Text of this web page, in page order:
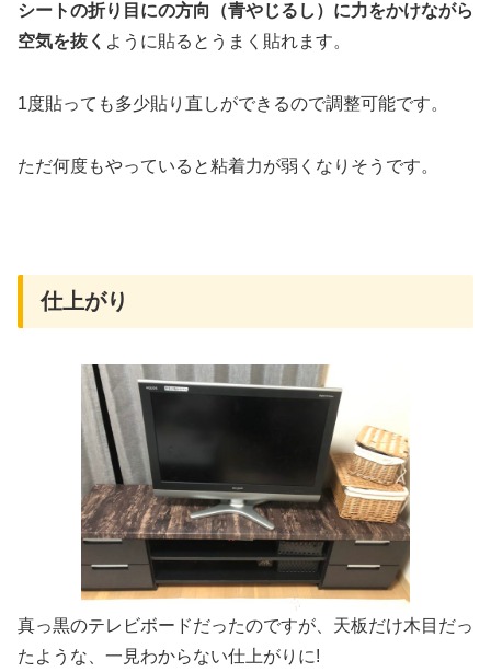
シートの折り目にの方向（青やじるし）に力をかけながら
空気を抜く ように貼るとうまく貼れます。
1度貼っても多少貼り直しができるので調整可能です。
ただ何度もやっていると粘着力が弱くなりそうです。
仕上がり
真っ黒のテレビボードだったのですが、天板だけ木目だっ
たような、一見わからない仕上がりに!